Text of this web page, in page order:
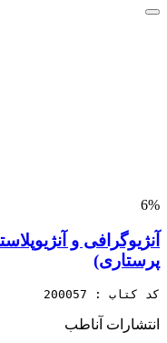
6%
آنژیوگرافی و
پرستاری)
کد کتاب : 200057
انتشارات آناطب